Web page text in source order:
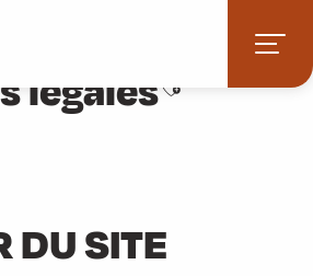
légalesAjouter aux
DU SITE